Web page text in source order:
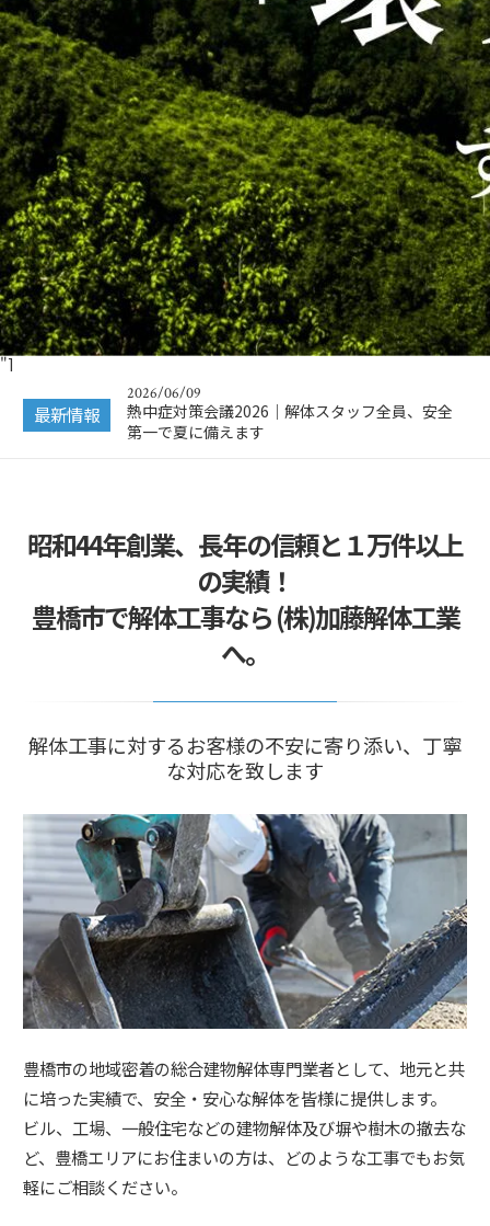
"]
最新情報
2026/04/03
解体現場の安全対策｜新しいカラーコーンが届き
ました！
2026/07/22
夏季休業のお知らせ 2026
2026/06/09
熱中症対策会議2026｜解体スタッフ全員、安全
第一で夏に備えます
技能実習生のニクソンさん｜新しい仲間が加わり
解体現場の安全対策｜新しいカラーコーンが届き
ました！
昭和44年創業、長年の信頼と１万件以上
の実績！
豊橋市で解体工事なら (株)加藤解体工業
へ。
解体工事に対するお客様の不安に寄り添い、丁寧
な対応を致します
豊橋市の地域密着の総合建物解体専門業者として、地元と共
に培った実績で、安全・安心な解体を皆様に提供します。
ビル、工場、一般住宅などの建物解体及び塀や樹木の撤去な
ど、豊橋エリアにお住まいの方は、どのような工事でもお気
軽にご相談ください。